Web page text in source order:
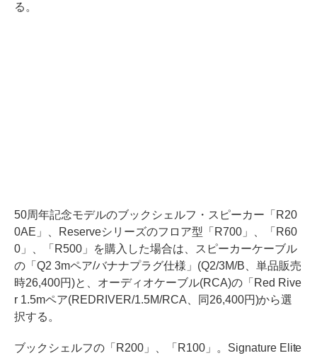
る。
50周年記念モデルのブックシェルフ・スピーカー「R20
0AE」、Reserveシリーズのフロア型「R700」、「R60
0」、「R500」を購入した場合は、スピーカーケーブル
の「Q2 3mペア/バナナプラグ仕様」(Q2/3M/B、単品販売
時26,400円)と、オーディオケーブル(RCA)の「Red Rive
r 1.5mペア(REDRIVER/1.5M/RCA、同26,400円)から選
択する。
ブックシェルフの「R200」、「R100」。Signature Elite